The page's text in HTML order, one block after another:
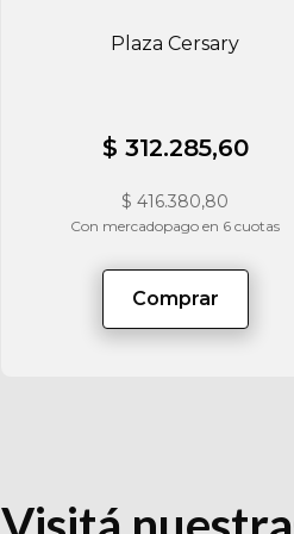
Plaza Cersary
$ 312.285,60
$ 416.380,80
Con mercadopago en 6 cuotas
Comprar